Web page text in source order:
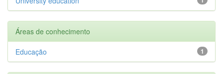
Áreas de conhecimento
1
Educação